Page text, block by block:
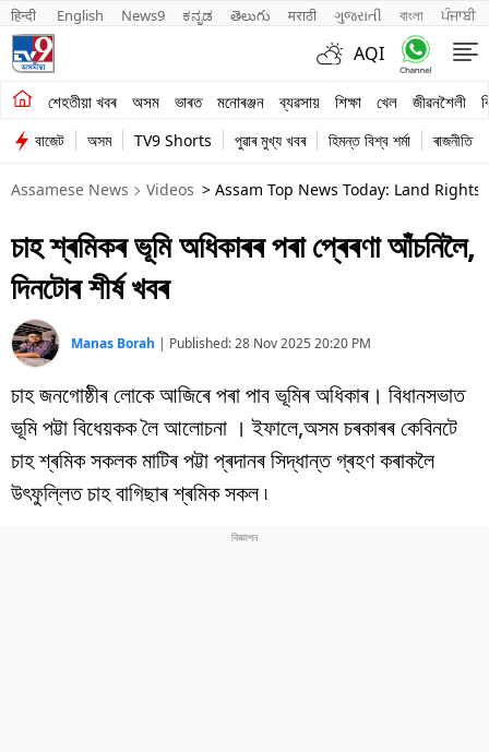
हिन्दी English News9 ಕನ್ನಡ తెలుగు मराठी ગુજરાતી বাংলা ਪੰਜਾਬੀ
AQI
শেহতীয়া খবৰ অসম ভাৰত মনোৰঞ্জন ব্যৱসায় শিক্ষা খেল জীৱনশৈলী
শেহতীয়া খবৰ
অসম
ভাৰত
মনোৰঞ্জন
ব্যৱসায়
শিক্ষা
খেল
জীৱনশৈলী
বিশ্ব
বাজেট অসম TV9 Shorts পুৱাৰ মুখ্য খবৰ হিমন্ত বিশ্ব শৰ্মা ৰাজনীতি
Assamese News Videos > Assam Top News Today: Land
চাহ শ্ৰমিকৰ ভূমি অধিকাৰৰ পৰা প্ৰেৰণা আঁচনিলৈ,
দিনটোৰ শীৰ্ষ খবৰ
Manas Borah | Published:28 Nov 2025 20:20 PM
চাহ জনগোষ্ঠীৰ লোকে আজিৰে পৰা পাব ভূমিৰ অধিকাৰ। বিধানসভাত
ভূমি পট্টা বিধেয়কক লৈ আলোচনা । ইফালে,অসম চৰকাৰৰ কেবিনটে
চাহ শ্ৰমিক সকলক মাটিৰ পট্টা প্ৰদানৰ সিদ্ধান্ত গ্ৰহণ কৰাকলৈ
উৎফুল্লিত চাহ বাগিছাৰ শ্ৰমিক সকল ৷